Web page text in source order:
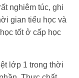
nghiêm túc, ghi
gian tiểu học và
tốt ở cấp học
lớp 1 trong thời